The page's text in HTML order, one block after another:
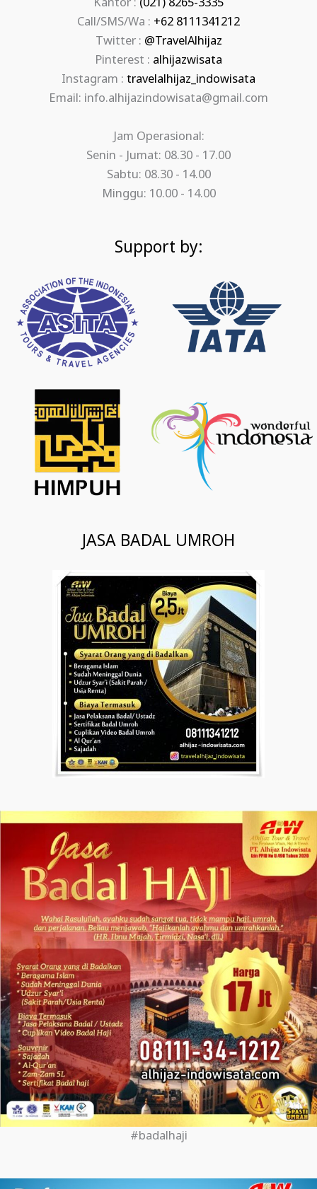
Call/SMS/Wa : +62 8111341212
Twitter : @TravelAlhijaz
Pinterest : alhijazwisata
Instagram : travelalhijaz_indowisata
Email: info.alhijazindowisata@gmail.com
Jam Operasional:
Senin - Jumat: 08.30 - 17.00
Sabtu: 08.30 - 14.00
Minggu: 10.00 - 14.00
Support by:
JASA BADAL UMROH
#badalhaji